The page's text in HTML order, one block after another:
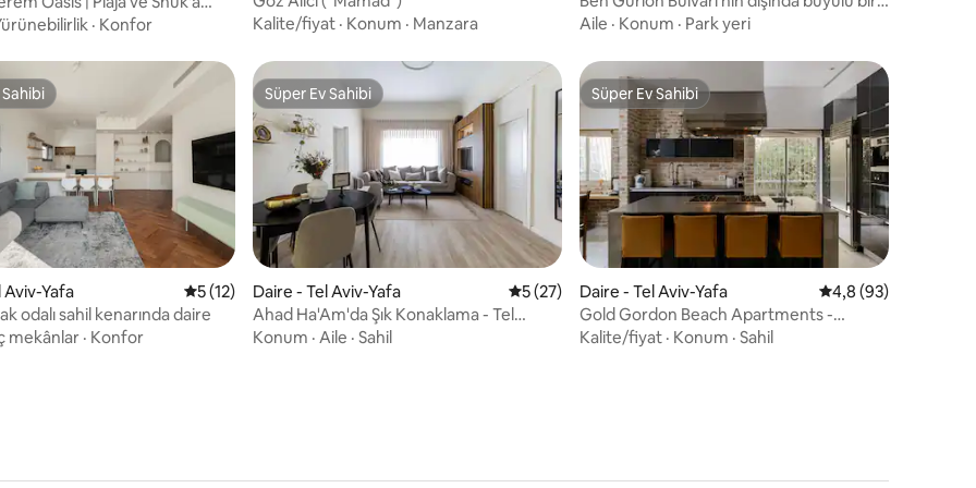
· Konfor
Kalite/fiyat · Konum · Manzara
sahil dairesi (YENİ!)
Aile · Konum · Park yeri
5 puan, 27 değerlendirme
Aviv-Yafa 5 üzerinden ortalama 5 puan, 12 değerlendirme
5 (12)
odalı sahil kenarında daire
mekânlar · Konfor
Süper Ev Sahibi
Süper Ev Sahibi
Daire - Tel Aviv-Yafa 5 üzerinden ortalama 5 puan, 27 değerlendirme
5 (27)
Ahad Ha'Am'da Şık Konaklama - Tel
Aviv'in Kalbi!
Konum · Aile · Sahil
Süper Ev Sahibi
Süper Ev Sahibi
Daire - Tel Aviv-Yafa 5 üzerinden
4,8 (93)
Gold Gordon Beach Apartments -
Şeflerin dairesi
Kalite/fiyat · Konum · Sahil